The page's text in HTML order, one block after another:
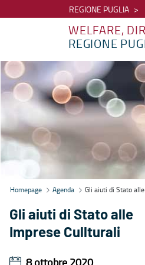
REGIONE PUGLIA
WELFARE,
REGIONE
Agenda - Welfare, diritti e
Homepage Agenda Gli aiuti di Stato
Gli aiuti di Stato alle
Imprese Cullturali
8 ottobre 2020